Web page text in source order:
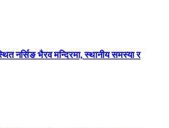
नर्सिङ भैरव मन्दिरमा, स्थानीय समस्या र